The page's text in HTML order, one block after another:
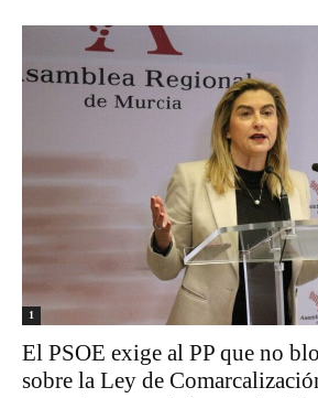
1
El PSOE exige al PP que no
sobre la Ley de